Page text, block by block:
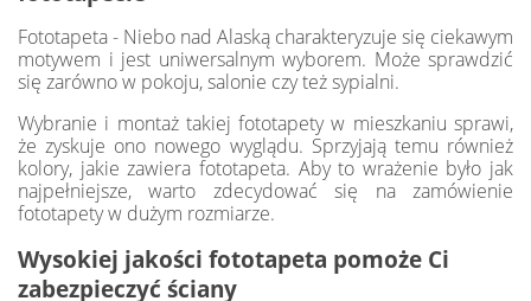
Fototapeta - Niebo nad Alaską charakteryzuje się ciekawym
motywem i jest uniwersalnym wyborem. Może sprawdzić
się zarówno w pokoju, salonie czy też sypialni.
Wybranie i montaż takiej fototapety w mieszkaniu sprawi,
że zyskuje ono nowego wyglądu. Sprzyjają temu również
kolory, jakie zawiera fototapeta. Aby to wrażenie było jak
najpełniejsze, warto zdecydować się na zamówienie
fototapety w dużym rozmiarze.
Wysokiej jakości fototapeta pomoże Ci
zabezpieczyć ściany